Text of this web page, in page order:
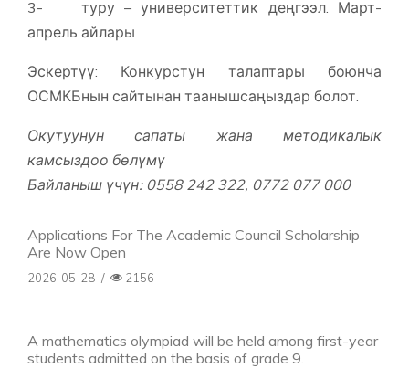
3- туру – университеттик деңгээл. Март-
апрель айлары
Эскертүү: Конкурстун талаптары боюнча
ОСМКБнын сайтынан таанышсаңыздар болот.
Окутуунун сапаты жана методикалык
камсыздоо бөлүмү
Байланыш үчүн: 0558 242 322, 0772 077 000
Applications For The Academic Council Scholarship
Are Now Open
2026-05-28 / 2156
A mathematics olympiad will be held among first-year
students admitted on the basis of grade 9.